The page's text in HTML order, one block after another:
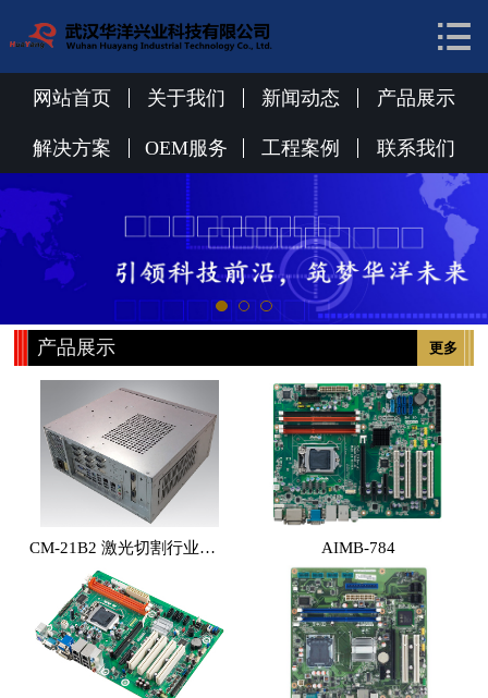
关于我们
新闻动态
解决方案
OEM服务
工程案例
联系我们

网站首页 关于我们 新闻动态 产品展示
解决方案 OEM服务 工程案例 联系我们
更多
产品展示
CM-21B2 激光切割行业专用工控机 （体积小，性能高，价格实惠） AIMB-784